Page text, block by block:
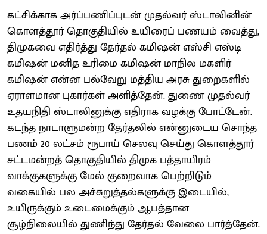
கட்சிக்காக அர்ப்பணிப்புடன் முதல்வர் ஸ்டாலினின்
கொளத்தூர் தொகுதியில் உயிரைப் பணயம் வைத்து,
திமுகவை எதிர்த்து தேர்தல் கமிஷன் எஸ்சி எஸ்டி
கமிஷன் மனித உரிமை கமிஷன் மாநில மகளிர்
கமிஷன் என்ன பல்வேறு மத்திய அரசு துறைகளில்
ஏராளமான புகார்கள் அளித்தேன். துணை முதல்வர்
உதயநிதி ஸ்டாலினுக்கு எதிராக வழக்கு போட்டேன்.
கடந்த நாடாளுமன்ற தேர்தலில் என்னுடைய சொந்த
பணம் 20 லட்சம் ரூபாய் செலவு செய்து கொளத்தூர்
சட்டமன்றத் தொகுதியில் திமுக பத்தாயிரம்
வாக்குகளுக்கு மேல் குறைவாக பெற்றிடும்
வகையில் பல அச்சுறுத்தல்களுக்கு இடையில்,
உயிருக்கும் உடைமைக்கும் ஆபத்தான
சூழ்நிலையில் துணிந்து தேர்தல் வேலை பார்த்தேன்.